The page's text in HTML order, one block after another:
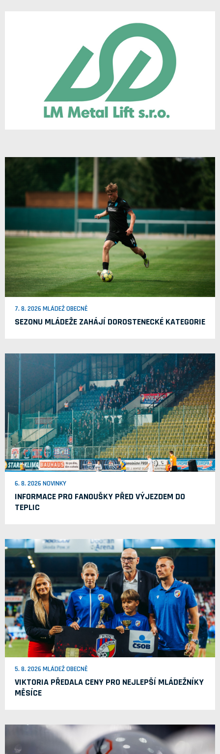
7. 8. 2026 MLÁDEŽ OBECNĚ
SEZONU MLÁDEŽE ZAHÁJÍ DOROSTENECKÉ KATEGORIE
6. 8. 2026 NOVINKY
INFORMACE PRO FANOUŠKY PŘED VÝJEZDEM DO
TEPLIC
5. 8. 2026 MLÁDEŽ OBECNĚ
VIKTORIA PŘEDALA CENY PRO NEJLEPŠÍ MLÁDEŽNÍKY
MĚSÍCE